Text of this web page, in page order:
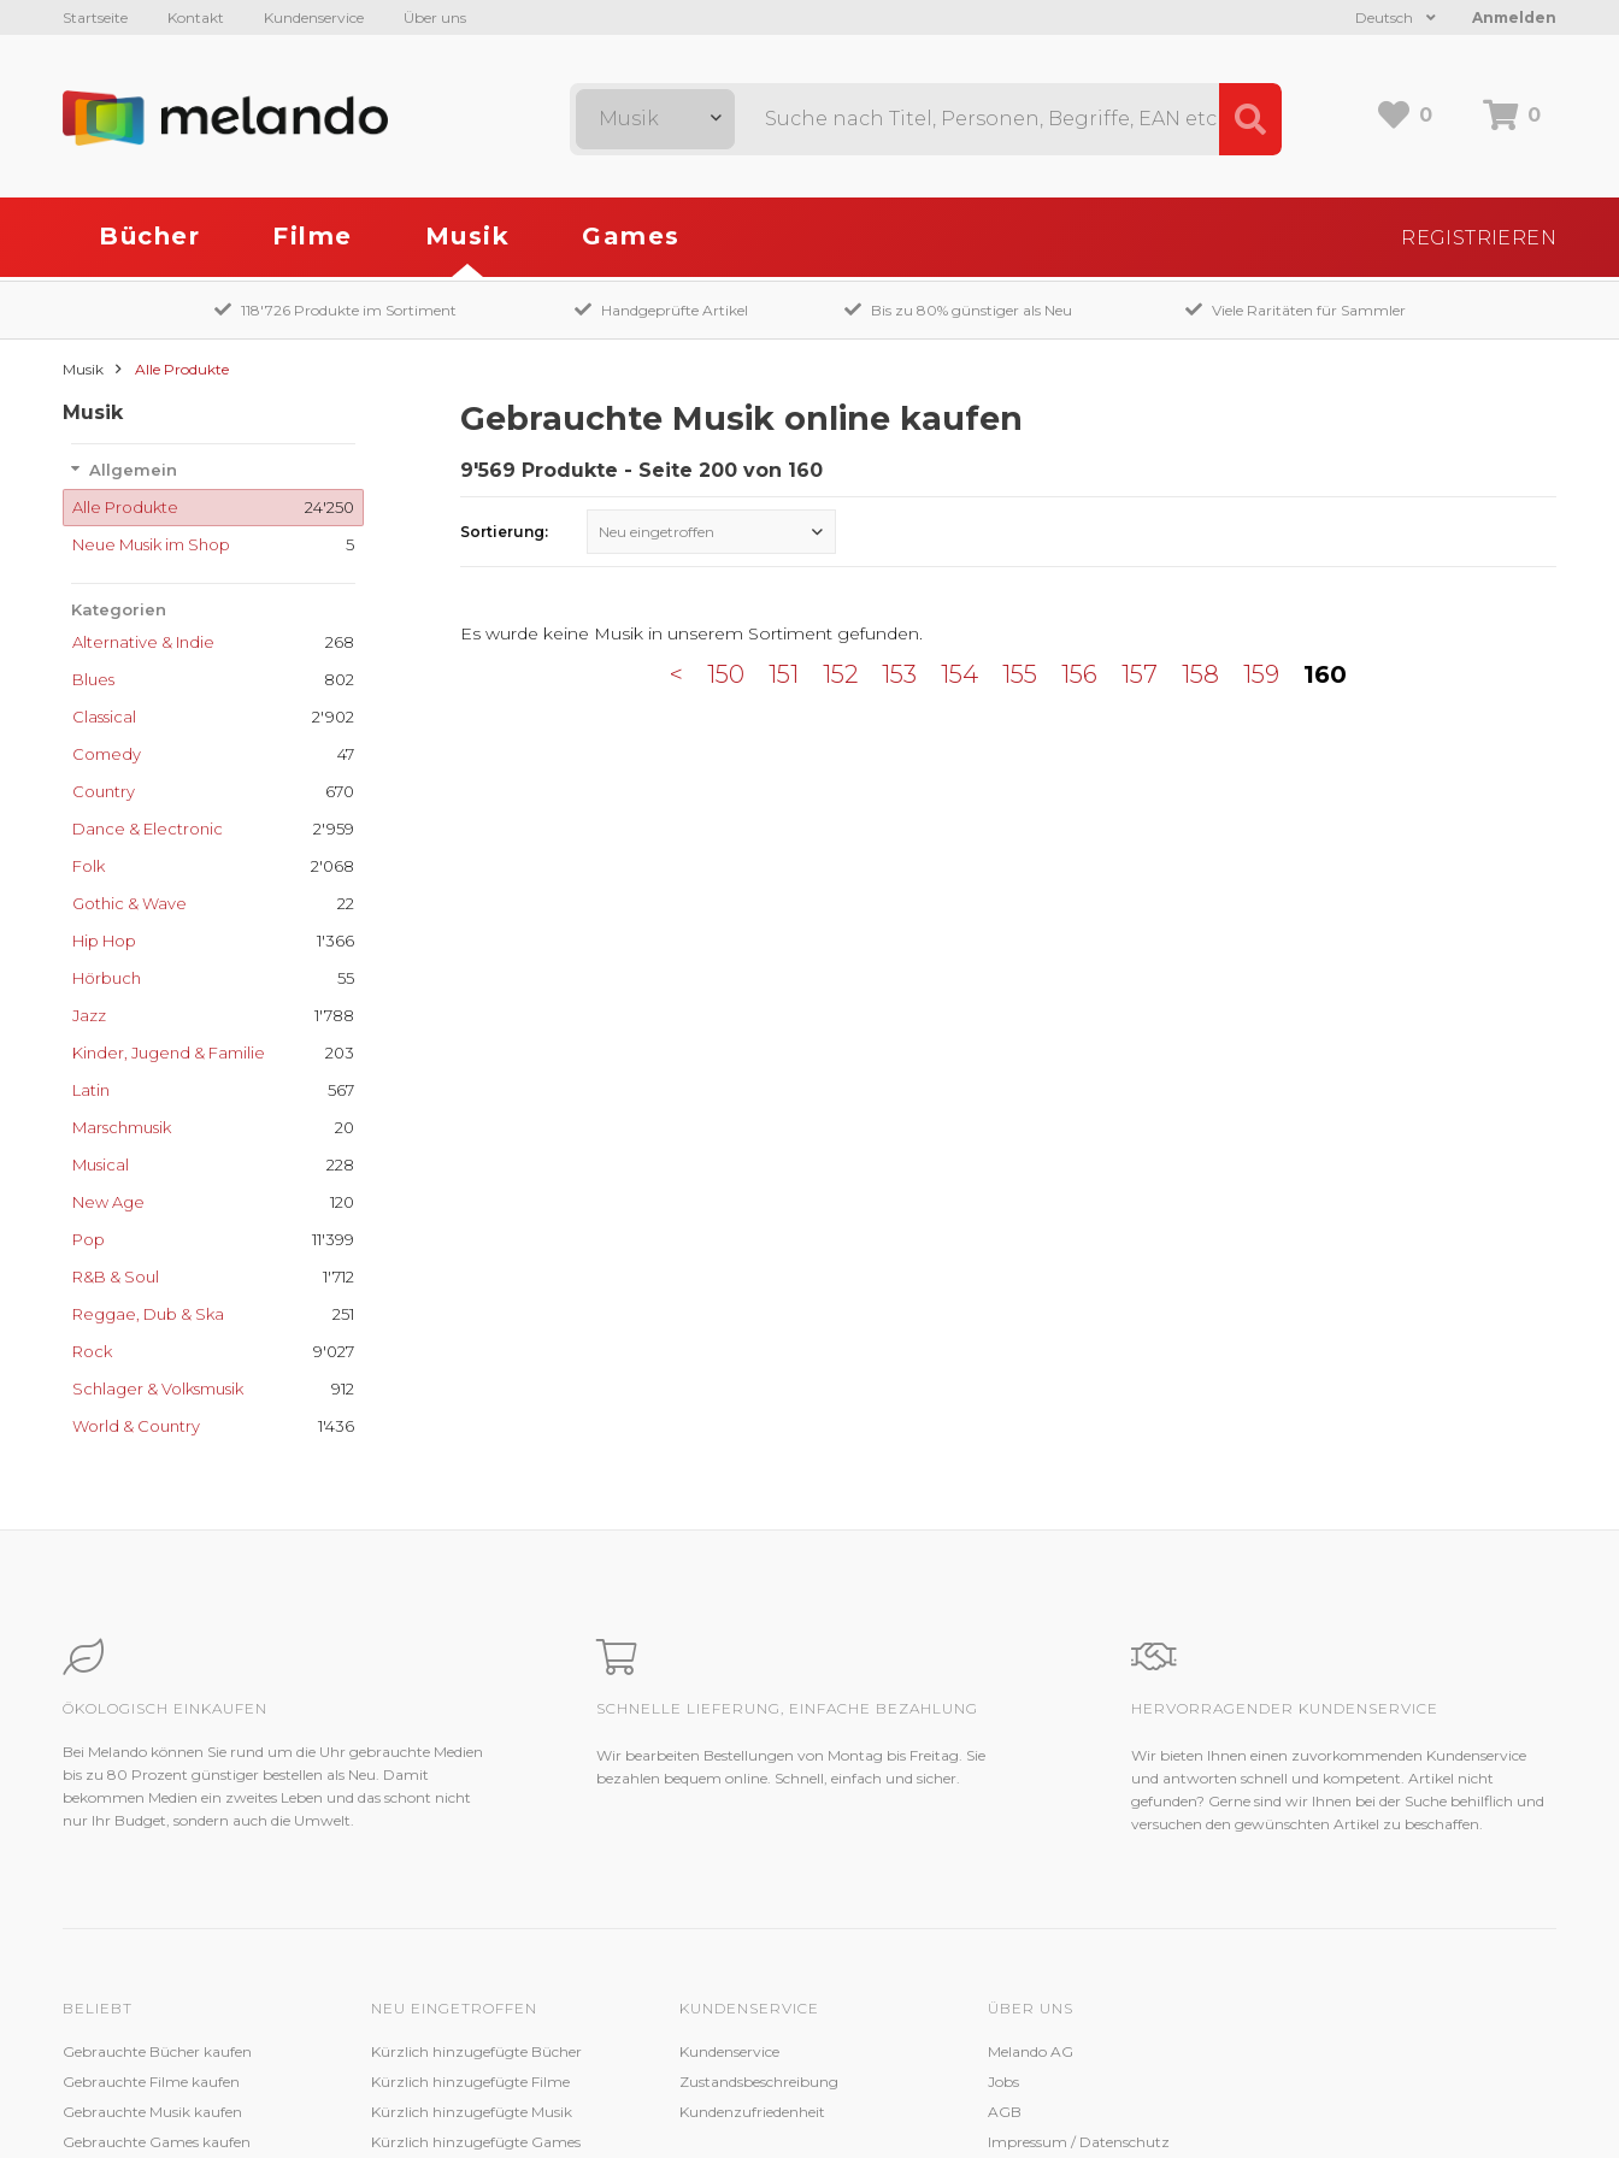
Startseite Kontakt Kundenservice Über uns Anmelden
Deutsch
0 0
Musik
Bücher Filme Musik Games REGISTRIEREN
118'726 Produkte im Sortiment Handgeprüfte Artikel Bis zu 80% günstiger als Neu Viele Raritäten für Sammler
Musik Alle Produkte
Musik
Allgemein
24'250
Alle Produkte
5
Neue Musik im Shop
Kategorien
268
Alternative & Indie
802
Blues
2'902
Classical
47
Comedy
670
Country
2'959
Dance & Electronic
2'068
Folk
22
Gothic & Wave
1'366
Hip Hop
55
Hörbuch
1'788
Jazz
203
Kinder, Jugend & Familie
567
Latin
20
Marschmusik
228
Musical
120
New Age
11'399
Pop
1'712
R&B & Soul
251
Reggae, Dub & Ska
9'027
Rock
912
Schlager & Volksmusik
1'436
World & Country
Gebrauchte Musik online kaufen
9'569 Produkte - Seite 200 von 160
Sortierung: Neu eingetroffen
Es wurde keine Musik in unserem Sortiment gefunden.
< 150 151 152 153 154 155 156 157 158 159 160
ÖKOLOGISCH EINKAUFEN
Bei Melando können Sie rund um die Uhr gebrauchte Medien
bis zu 80 Prozent günstiger bestellen als Neu. Damit
bekommen Medien ein zweites Leben und das schont nicht
nur Ihr Budget, sondern auch die Umwelt.
SCHNELLE LIEFERUNG, EINFACHE BEZAHLUNG
Wir bearbeiten Bestellungen von Montag bis Freitag. Sie
bezahlen bequem online. Schnell, einfach und sicher.
HERVORRAGENDER KUNDENSERVICE
Wir bieten Ihnen einen zuvorkommenden Kundenservice
und antworten schnell und kompetent. Artikel nicht
gefunden? Gerne sind wir Ihnen bei der Suche behilflich und
versuchen den gewünschten Artikel zu beschaffen.
BELIEBT
Gebrauchte Bücher kaufen
Gebrauchte Filme kaufen
Gebrauchte Musik kaufen
Gebrauchte Games kaufen
NEU EINGETROFFEN
Kürzlich hinzugefügte Bücher
Kürzlich hinzugefügte Filme
Kürzlich hinzugefügte Musik
Kürzlich hinzugefügte Games
KUNDENSERVICE
Kundenservice
Zustandsbeschreibung
Kundenzufriedenheit
ÜBER UNS
Melando AG
Jobs
AGB
Impressum / Datenschutz